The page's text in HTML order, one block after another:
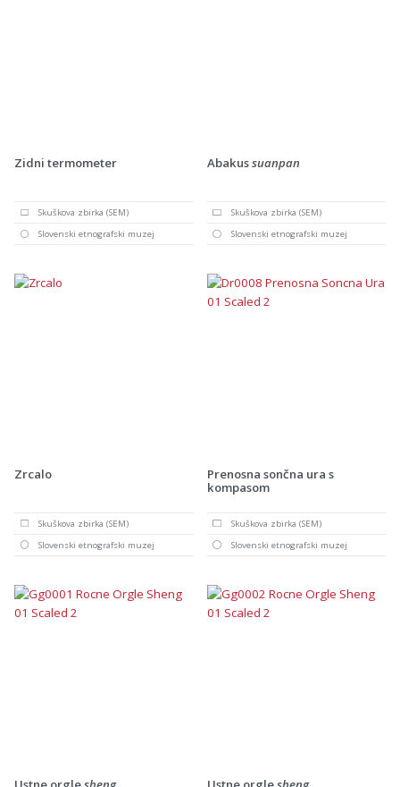
Zidni termometer
Skuškova zbirka (SEM)
Slovenski etnografski muzej
Abakussuanpan
Skuškova zbirka (SEM)
Slovenski etnografski muzej
Zrcalo
Skuškova zbirka (SEM)
Slovenski etnografski muzej
Prenosna sončna ura s
kompasom
Skuškova zbirka (SEM)
Slovenski etnografski muzej